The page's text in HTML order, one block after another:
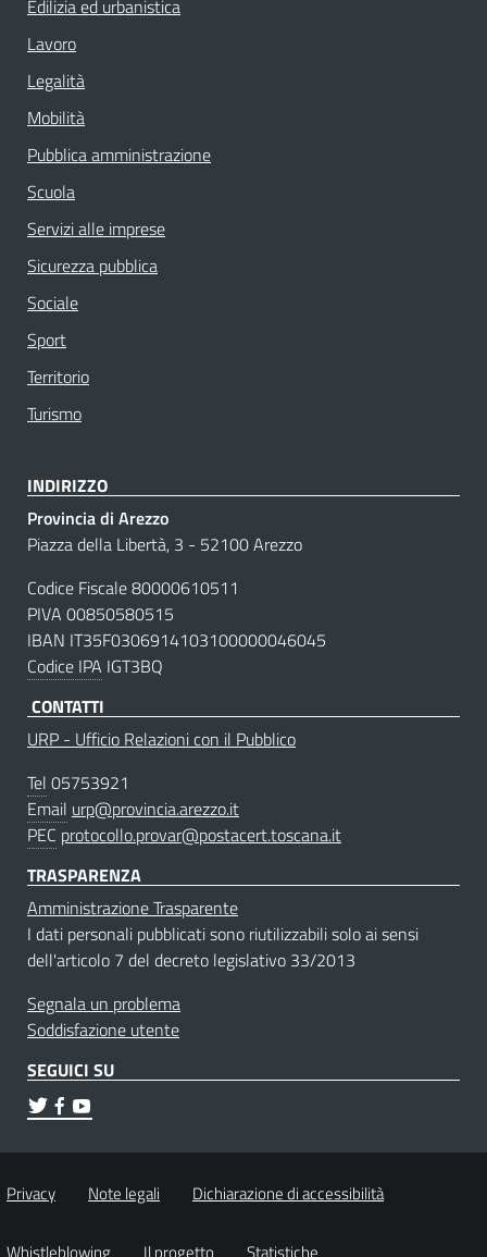
Edilizia ed urbanistica
Lavoro
Legalità
Mobilità
Pubblica amministrazione
Scuola
Servizi alle imprese
Sicurezza pubblica
Sociale
Sport
Territorio
Turismo
INDIRIZZO
Provincia di Arezzo
Piazza della Libertà, 3 - 52100 Arezzo
Codice Fiscale 80000610511
PIVA 00850580515
IBAN IT35F0306914103100000046045
Codice IPA IGT3BQ
CONTATTI
URP - Ufficio Relazioni con il Pubblico
Tel 05753921
Email urp@provincia.arezzo.it
PEC protocollo.provar@postacert.toscana.it
TRASPARENZA
Amministrazione Trasparente
I dati personali pubblicati sono riutilizzabili solo ai sensi
dell'articolo 7 del decreto legislativo 33/2013
Segnala un problema
Soddisfazione utente
SEGUICI SU
Privacy Note legali Dichiarazione di accessibilità
Whistleblowing Il progetto Statistiche